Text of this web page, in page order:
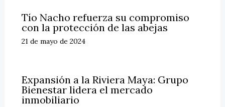
Tío Nacho refuerza su compromiso
con la protección de las abejas
21 de mayo de 2024
Expansión a la Riviera Maya: Grupo
Bienestar lidera el mercado
inmobiliario